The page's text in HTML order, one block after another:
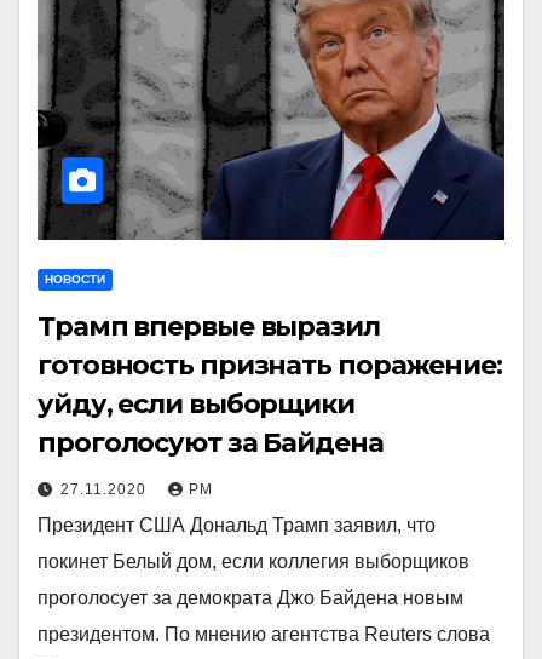
НОВОСТИ
Трамп впервые выразил
готовность признать поражение:
уйду, если выборщики
проголосуют за Байдена
27.11.2020 РМ
Президент США Дональд Трамп заявил, что
покинет Белый дом, если коллегия выборщиков
проголосует за демократа Джо Байдена новым
президентом. По мнению агентства Reuters слова